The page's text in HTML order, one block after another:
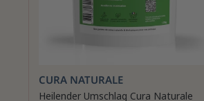
CURA NATURALE
Heilender Umschlag Cura Naturale